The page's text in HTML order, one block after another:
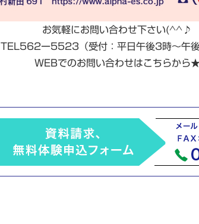
お気軽にお問い合わせ下さい(^^♪
TEL562ー5523（受付：平日午後3時～午
WEBでのお問い合わせはこちらから